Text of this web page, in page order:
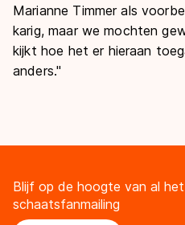
Marianne Timmer als
karig, maar we mochten
kijkt hoe het er hieraan
anders."
Blijf op de hoogte van al
schaatsfanmailing